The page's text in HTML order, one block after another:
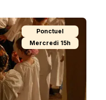
Ponctuel
Mercredi 15h